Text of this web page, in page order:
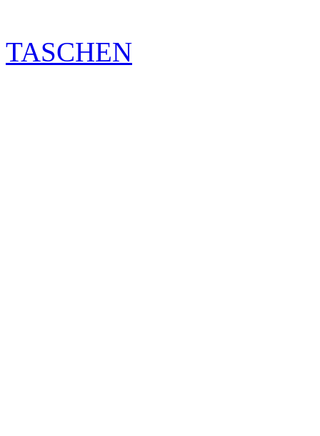
TASCHEN